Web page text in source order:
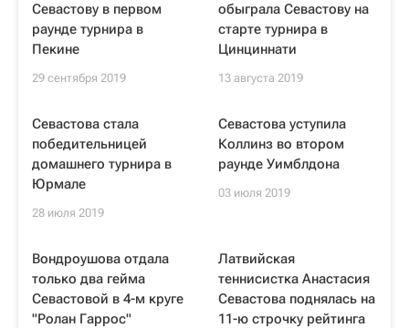
Севастову в первом
раунде турнира в
Пекине
29 сентября 2019
обыграла Севастову на
старте турнира в
Цинциннати
13 августа 2019
Севастова стала
победительницей
домашнего турнира в
Юрмале
28 июля 2019
Севастова уступила
Коллинз во втором
раунде Уимблдона
03 июля 2019
Вондроушова отдала
только два гейма
Севастовой в 4-м круге
"Ролан Гаррос"
Латвийская
теннисистка Анастасия
Севастова поднялась на
11-ю строчку рейтинга